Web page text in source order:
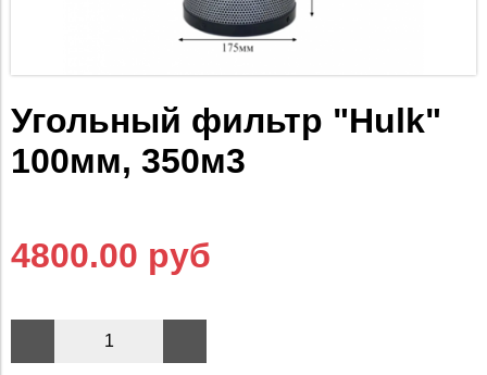
Угольный фильтр "Hulk"
100мм, 350м3
4800.00 руб